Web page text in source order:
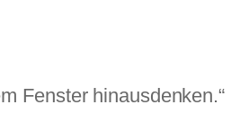
Fenster hinausdenken.“